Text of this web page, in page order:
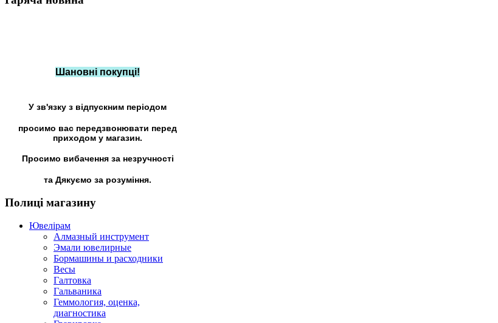
Шановні покупці!
У зв'язку з відпускним періодом
просимо вас передзвонювати перед
приходом у магазин.
Просимо вибачення за незручності
та Дякуємо за розуміння.
Полиці магазину
Ювелірам
Алмазный инструмент
Эмали ювелирные
Бормашины и расходники
Весы
Галтовка
Гальваника
Геммология, оценка,
диагностика